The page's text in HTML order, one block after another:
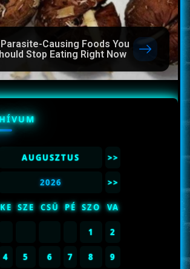
Causing Foods You
Stop Eating Right Now
AUGUSZTUS >>
2026 >>
KE SZE CSÜ PÉ SZO VA
1 2
4 5 6 7 8 9